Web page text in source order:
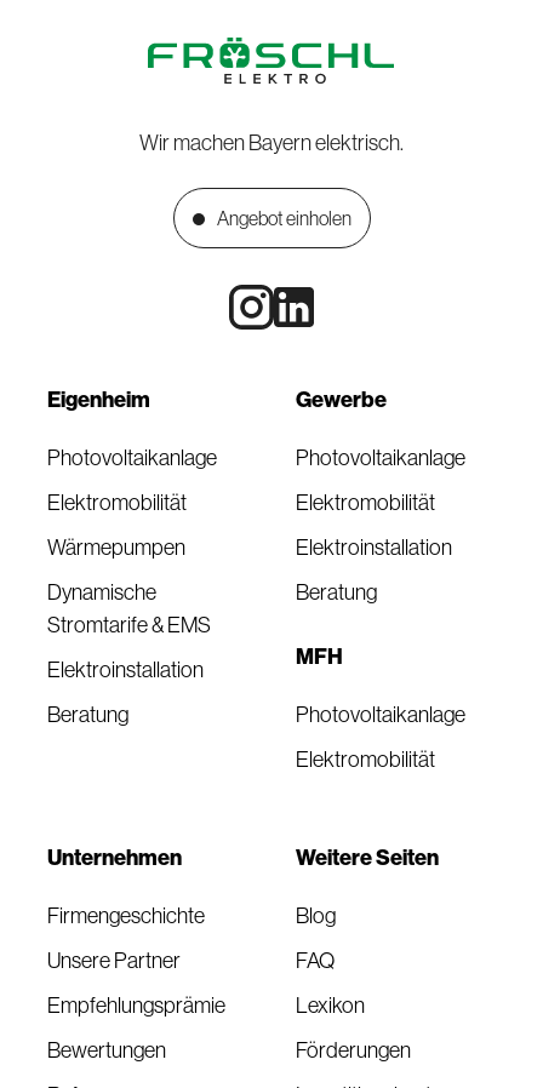
Wir machen Bayern elektrisch.
Angebot einholen
Eigenheim
Photovoltaikanlage
Elektromobilität
Wärmepumpen
Dynamische
Stromtarife & EMS
Elektroinstallation
Beratung
Gewerbe
Photovoltaikanlage
Elektromobilität
Elektroinstallation
Beratung
MFH
Photovoltaikanlage
Elektromobilität
Unternehmen
Firmengeschichte
Unsere Partner
Empfehlungsprämie
Bewertungen
Weitere Seiten
Blog
FAQ
Lexikon
Förderungen